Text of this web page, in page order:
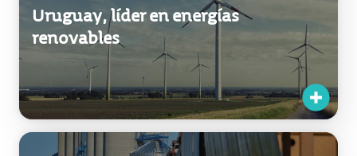
Uruguay, líder en energías
renovables